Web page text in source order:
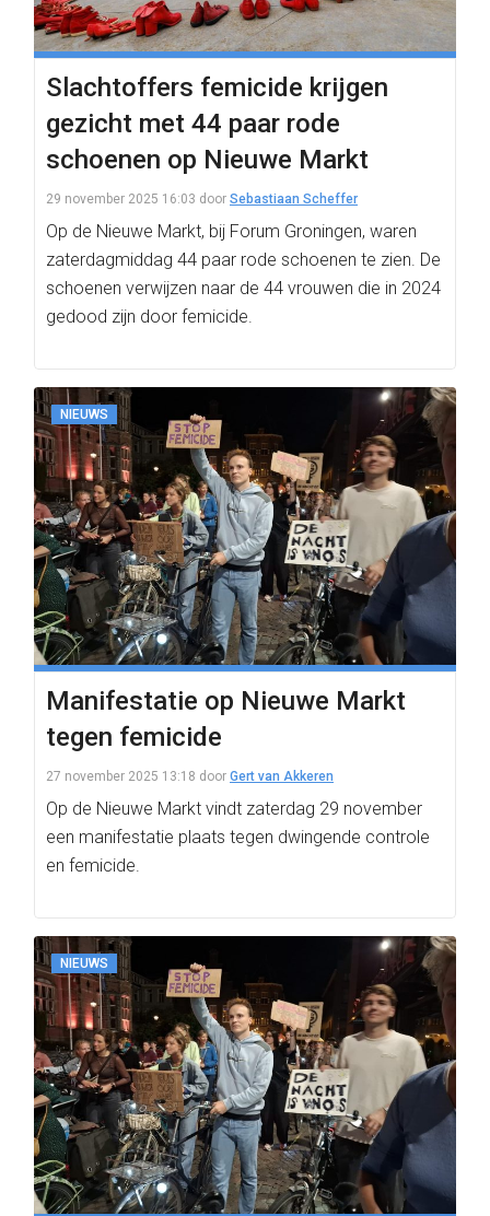
Slachtoffers femicide krijgen
gezicht met 44 paar rode
schoenen op Nieuwe Markt
29 november 2025 16:03 door Sebastiaan Scheffer
Op de Nieuwe Markt, bij Forum Groningen, waren
zaterdagmiddag 44 paar rode schoenen te zien. De
schoenen verwijzen naar de 44 vrouwen die in 2024
gedood zijn door femicide.
NIEUWS
Manifestatie op Nieuwe Markt
tegen femicide
27 november 2025 13:18 door Gert van Akkeren
Op de Nieuwe Markt vindt zaterdag 29 november
een manifestatie plaats tegen dwingende controle
en femicide.
NIEUWS